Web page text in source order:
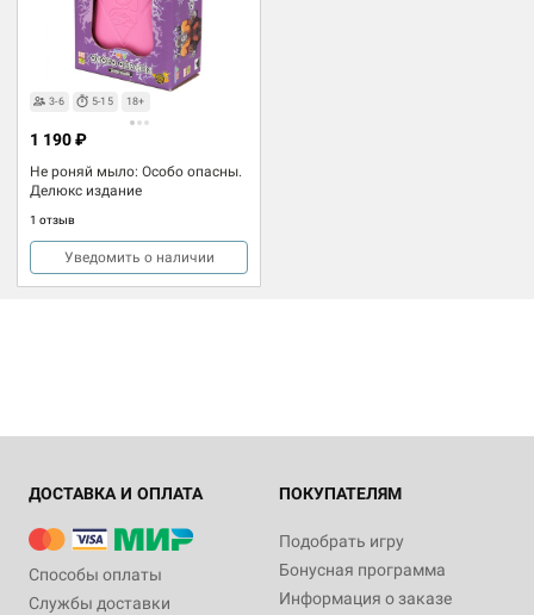
3-6 5-15 18+
Не роняй мыло: Особо опасны.
Делюкс издание
1 отзыв
1 190 ₽
Уведомить о наличии
ДОСТАВКА И ОПЛАТА
Способы оплаты
Службы доставки
ПОКУПАТЕЛЯМ
Подобрать игру
Бонусная программа
Информация о заказе